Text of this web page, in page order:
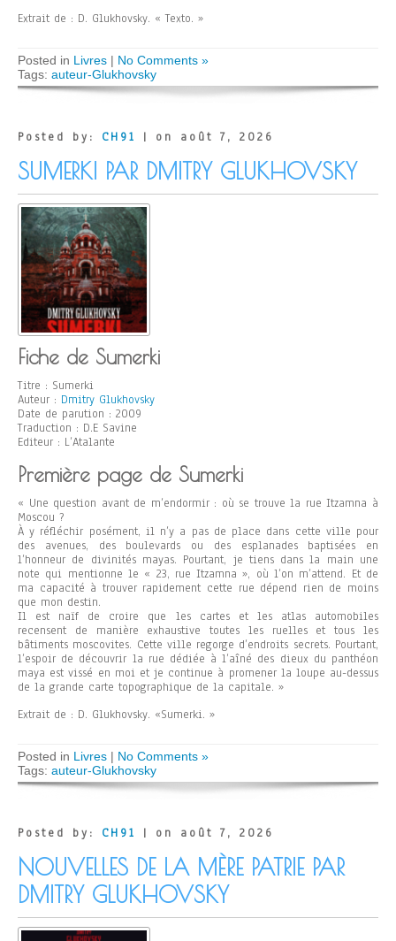
Extrait de : D. Glukhovsky. « Texto. »
Posted in Livres | No Comments »
Tags: auteur-Glukhovsky
Posted by: CH91 | on août 7, 2026
SUMERKI PAR DMITRY GLUKHOVSKY
Fiche de Sumerki
Titre : Sumerki
Auteur : Dmitry Glukhovsky
Date de parution : 2009
Traduction : D.E Savine
Editeur : L’Atalante
Première page de Sumerki
« Une question avant de m’endormir : où se trouve la rue Itzamna à
Moscou ?
À y réfléchir posément, il n’y a pas de place dans cette ville pour
des avenues, des boulevards ou des esplanades baptisées en
l’honneur de divinités mayas. Pourtant, je tiens dans la main une
note qui mentionne le « 23, rue Itzamna », où l’on m’attend. Et de
ma capacité à trouver rapidement cette rue dépend rien de moins
que mon destin.
Il est naïf de croire que les cartes et les atlas automobiles
recensent de manière exhaustive toutes les ruelles et tous les
bâtiments moscovites. Cette ville regorge d’endroits secrets. Pourtant,
l’espoir de découvrir la rue dédiée à l’aîné des dieux du panthéon
maya est vissé en moi et je continue à promener la loupe au-dessus
de la grande carte topographique de la capitale. »
Extrait de : D. Glukhovsky. «Sumerki. »
Posted in Livres | No Comments »
Tags: auteur-Glukhovsky
Posted by: CH91 | on août 7, 2026
NOUVELLES DE LA MÈRE PATRIE PAR
DMITRY GLUKHOVSKY